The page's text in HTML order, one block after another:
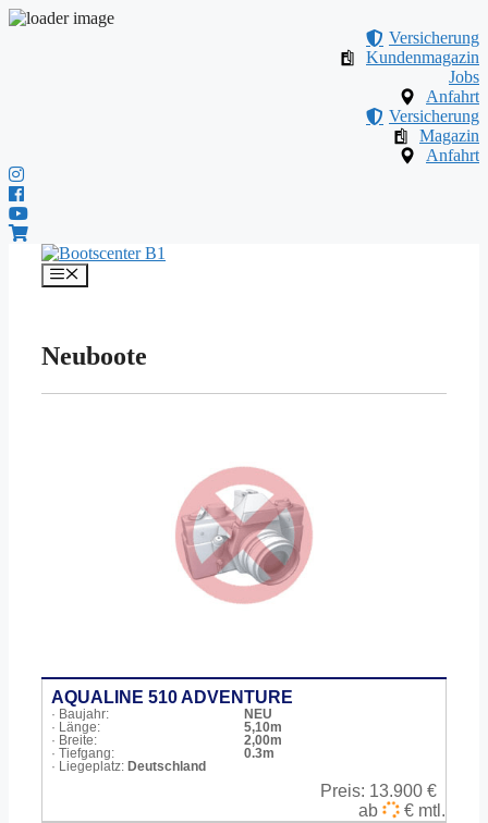
Versicherung
Kundenmagazin
Jobs
Anfahrt
Versicherung
Magazin
Anfahrt
Inhalt
springen
Menü
Neuboote
AQUALINE 510 ADVENTURE
· Baujahr:
NEU
· Länge:
5,10m
· Breite:
2,00m
· Tiefgang:
0.3m
· Liegeplatz: Deutschland
Preis: 13.900 €
ab
€ mtl.